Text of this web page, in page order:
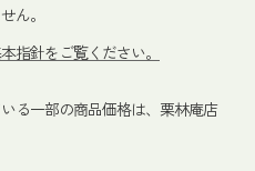
ん。
指針をご覧ください。
る一部の商品価格は、栗林庵店